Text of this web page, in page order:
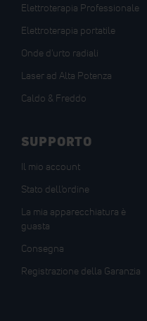
Elettroterapia Professionale
Elettroterapia portatile
Onde d'urto radiali
Laser ad Alta Potenza
Caldo & Freddo
SUPPORTO
Il mio account
Stato dell'ordine
La mia apparecchiatura è
guasta
Consegna
Registrazione della Garanzia